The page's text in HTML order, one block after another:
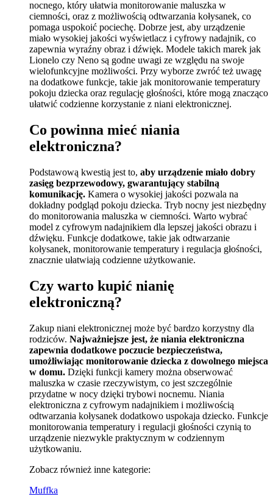
nocnego, który ułatwia monitorowanie maluszka w
ciemności, oraz z możliwością odtwarzania kołysanek, co
pomaga uspokoić pociechę. Dobrze jest, aby urządzenie
miało wysokiej jakości wyświetlacz i cyfrowy nadajnik, co
zapewnia wyraźny obraz i dźwięk. Modele takich marek jak
Lionelo czy Neno są godne uwagi ze względu na swoje
wielofunkcyjne możliwości. Przy wyborze zwróć też uwagę
na dodatkowe funkcje, takie jak monitorowanie temperatury
pokoju dziecka oraz regulację głośności, które mogą znacząco
ułatwić codzienne korzystanie z niani elektronicznej.
Co powinna mieć niania
elektroniczna?
Podstawową kwestią jest to, aby urządzenie miało dobry
zasięg bezprzewodowy, gwarantujący stabilną
komunikację. Kamera o wysokiej jakości pozwala na
dokładny podgląd pokoju dziecka. Tryb nocny jest niezbędny
do monitorowania maluszka w ciemności. Warto wybrać
model z cyfrowym nadajnikiem dla lepszej jakości obrazu i
dźwięku. Funkcje dodatkowe, takie jak odtwarzanie
kołysanek, monitorowanie temperatury i regulacja głośności,
znacznie ułatwiają codzienne użytkowanie.
Czy warto kupić nianię
elektroniczną?
Zakup niani elektronicznej może być bardzo korzystny dla
rodziców. Najważniejsze jest, że niania elektroniczna
zapewnia dodatkowe poczucie bezpieczeństwa,
umożliwiając monitorowanie dziecka z dowolnego miejsca
w domu. Dzięki funkcji kamery można obserwować
maluszka w czasie rzeczywistym, co jest szczególnie
przydatne w nocy dzięki trybowi nocnemu. Niania
elektroniczna z cyfrowym nadajnikiem i możliwością
odtwarzania kołysanek dodatkowo uspokaja dziecko. Funkcje
monitorowania temperatury i regulacji głośności czynią to
urządzenie niezwykle praktycznym w codziennym
użytkowaniu.
Zobacz również inne kategorie:
Muffka